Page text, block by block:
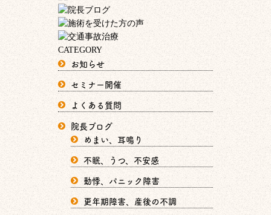
CATEGORY
お知らせ
セミナー開催
よくある質問
院長ブログ
めまい、耳鳴り
不眠、うつ、不安感
動悸、パニック障害
更年期障害、産後の不調